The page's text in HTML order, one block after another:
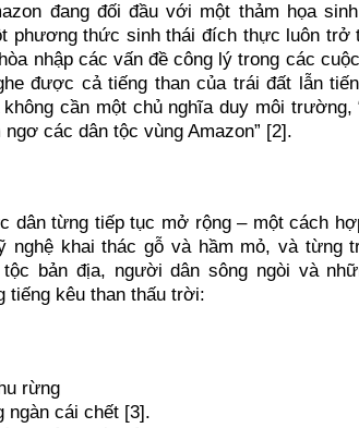
đang đối đầu với một thảm họa
phương thức sinh thái đích thực luôn trở
nhập các vấn đề công lý trong các
được cả tiếng than của trái đất lẫn
không cần một chủ nghĩa duy môi trường,
các dân tộc vùng Amazon” [2].
dân từng tiếp tục mở rộng – một cách
nghệ khai thác gỗ và hầm mỏ, và từng
bản địa, người dân sông ngòi và
tiếng kêu than thấu trời:
rừng
ngàn cái chết [3].